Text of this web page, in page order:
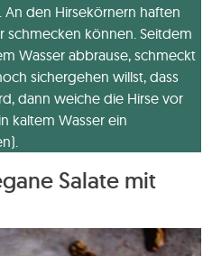
den Hirsekörnern haften
schmecken können. Seitdem
Wasser abbrause, schmeckt
sichergehen willst, dass
dann weiche die Hirse vor
kaltem Wasser ein
Salate mit